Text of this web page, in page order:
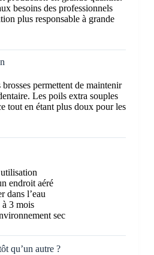
besoins des professionnels
plus responsable à grande
permettent de maintenir
Les poils extra souples
tout en étant plus doux pour les
endroit aéré
dans l’eau
à 3 mois
sec
qu’un autre ?